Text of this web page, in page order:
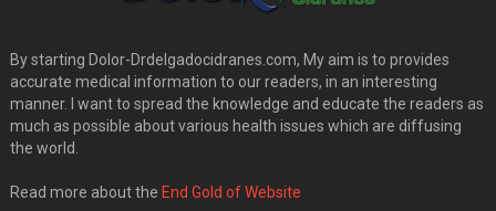
By starting Dolor-Drdelgadocidranes.com, My aim is to provides
accurate medical information to our readers, in an interesting
manner. I want to spread the knowledge and educate the readers as
much as possible about various health issues which are diffusing
the world.
Read more about the End Gold of Website